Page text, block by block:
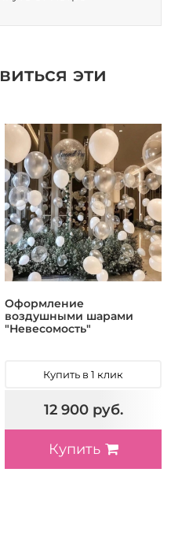
эти
Оформление
воздушными шарами
"Невесомость"
Купить в 1 клик
12 900 руб.
Купить